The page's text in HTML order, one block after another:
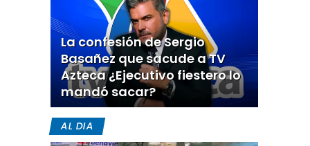
La confesión de Sergio
Basañez que sacude a TV
Azteca ¿Ejecutivo fiestero lo
mandó sacar?
AL DIA